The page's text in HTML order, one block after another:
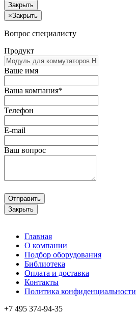
Закрыть
×Закрыть
Вопрос специалисту
Продукт
Ваше имя
Ваша компания*
Телефон
E-mail
Ваш вопрос
Отправить
Закрыть
Главная
О компании
Подбор оборудования
Библиотека
Оплата и доставка
Контакты
Политика конфиденциальности
+7 495 374-94-35